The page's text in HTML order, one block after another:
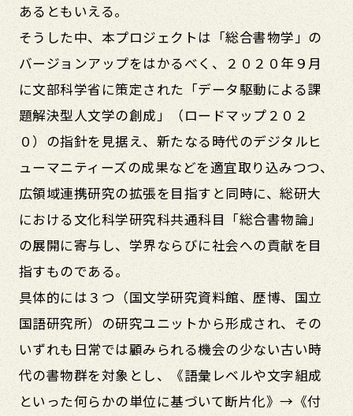
あるともいえる。
そうした中、本プロジェクトは「総合書物学」の
バージョンアップをはかるべく、２０２０年９月
に文部科学省に策定された「データ駆動による課
題解決型人文学の創成」（ロードマップ２０２
０）の指針を見据え、新たなる時代のデジタルヒ
ューマニティーズの成果などを適宜取り込みつつ、
広領域連携研究の拡張を目指すと同時に、総研大
における文化科学研究科共通科目「総合書物論」
の展開に寄与し、学界ならびに社会への貢献を目
指すものである。
具体的には３つ（国文学研究資料館、歴博、国立
国語研究所）の研究ユニットから形成され、その
いずれも日常では顧みられる機会の少ない古い時
代の書物群を対象とし、《語彙レベルや文字組成
といった何らかの単位に基づいて断片化》→《付